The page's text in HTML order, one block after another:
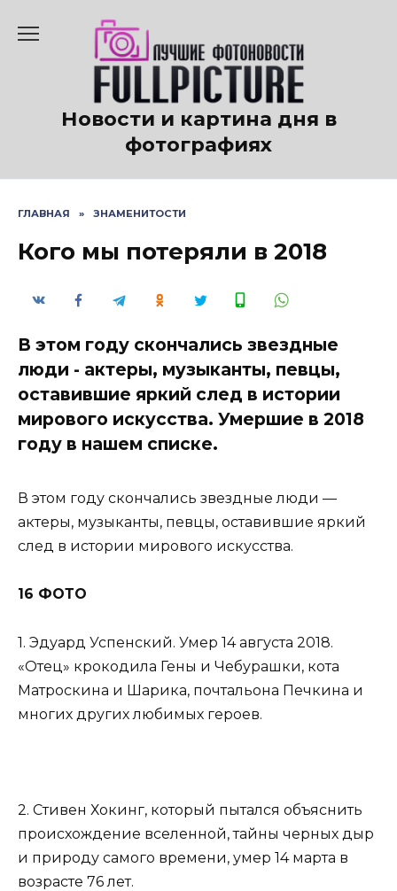
содержанию
Новости и картина дня в
фотографиях
ГЛАВНАЯ » ЗНАМЕНИТОСТИ
Кого мы потеряли в 2018
В этом году скончались звездные
люди - актеры, музыканты, певцы,
оставившие яркий след в истории
мирового искусства. Умершие в 2018
году в нашем списке.
В этом году скончались звездные люди —
актеры, музыканты, певцы, оставившие яркий
след в истории мирового искусства.
16 ФОТО
1. Эдуард Успенский. Умер 14 августа 2018.
«Отец» крокодила Гены и Чебурашки, кота
Матроскина и Шарика, почтальона Печкина и
многих других любимых героев.
2. Стивен Хокинг, который пытался объяснить
происхождение вселенной, тайны черных дыр
и природу самого времени, умер 14 марта в
возрасте 76 лет.